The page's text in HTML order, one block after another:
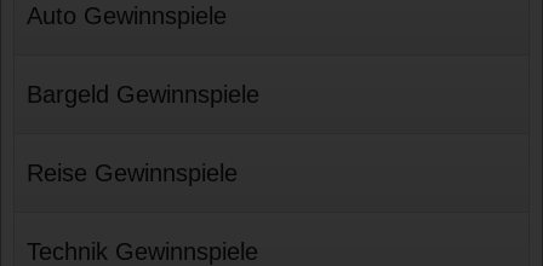
Auto Gewinnspiele
Bargeld Gewinnspiele
Reise Gewinnspiele
Technik Gewinnspiele